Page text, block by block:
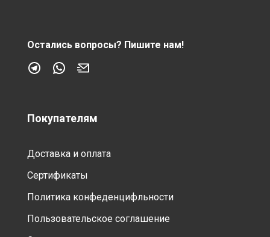
Остались вопросы? Пишите нам!
Покупателям
Доставка и оплата
Сертификаты
Политика конфеденцифльности
Пользовательское соглашение